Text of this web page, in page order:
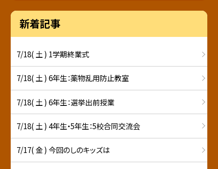
新着記事
7/18( 土 ) 1学期終業式
7/18( 土 ) 6年生：薬物乱用防止教室
7/18( 土 ) 6年生：選挙出前授業
7/18( 土 ) 4年生・5年生：5校合同交流会
7/17( 金 ) 今回のしのキッズは